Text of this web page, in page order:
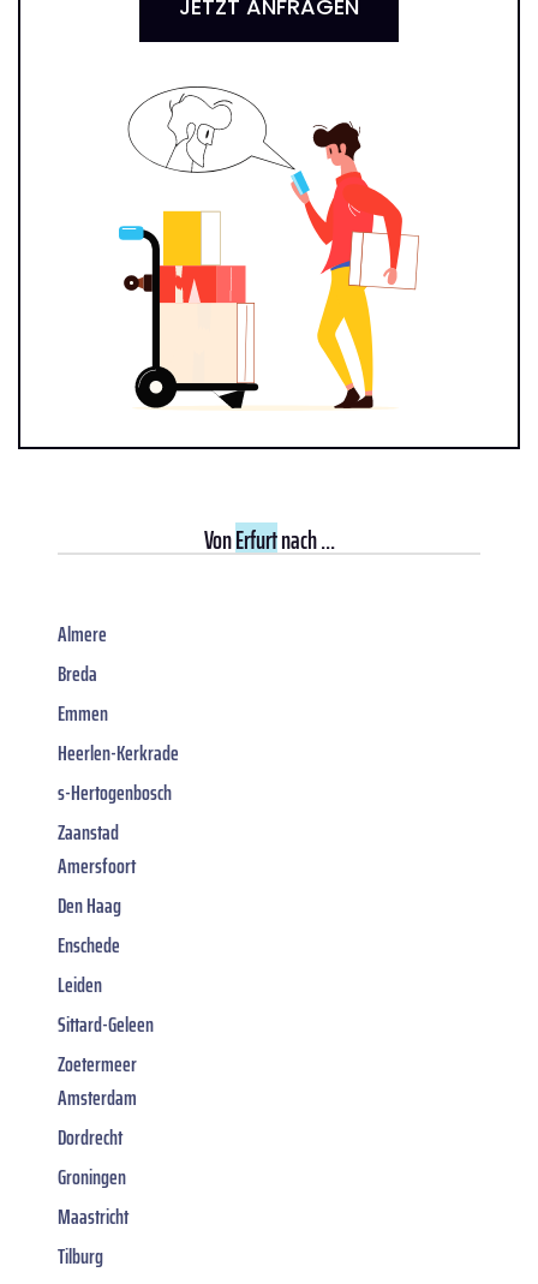
JETZT ANFRAGEN
VonErfurtnach ...
Almere
Breda
Emmen
Heerlen-Kerkrade
s-Hertogenbosch
Zaanstad
Amersfoort
Den Haag
Enschede
Leiden
Sittard-Geleen
Zoetermeer
Amsterdam
Dordrecht
Groningen
Maastricht
Tilburg